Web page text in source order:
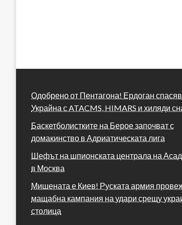
Одобрено от Пентагона! Ердоган
Украйна с ATACMS, HIMARS и хиляди
Баскетболистките на Берое започват с
домакинство в Адриатическата лига
Шефът на шпионската централа на Асад
в Москва
Мишената е Киев! Руската армия
мащабна кампания на удари срещу
столица